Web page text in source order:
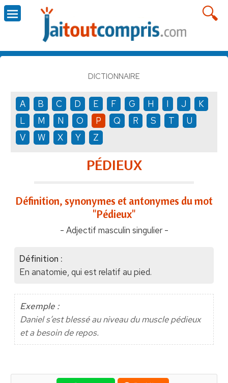
DICTIONNAIRE
A B C D E F G H I J
K
L
M N O P Q R S T
U
V
W X Y Z
PÉDIEUX
Définition, synonymes et antonymes du mot
"Pédieux"
- Adjectif masculin singulier -
Définition :
En anatomie, qui est relatif au pied.
Exemple :
Daniel s’est blessé au niveau du muscle pédieux
et a besoin de repos.